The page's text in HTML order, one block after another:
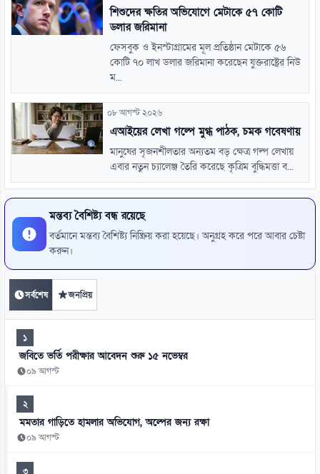
শিশুদের ক্ষতির অভিযোগে মেটাকে ৫৭ কোটি
ডলার জরিমানা
ফেসবুক ও ইনস্টাগ্রামের মূল প্রতিষ্ঠান মেটাকে ৫৬
কোটি ৭০ লাখ ডলার জরিমানা করেছেন যুক্তরাষ্ট্রের নিউ
ম...
০৮ আগস্ট ২০২৬
এআইয়ের লেখা গল্পে মুগ্ধ পাঠক, চমক গবেষণায়
মানুষের সৃজনশীলতার অন্যতম বড় ক্ষেত্র গল্প লেখায়
এবার নতুন চ্যালেঞ্জ তৈরি করেছে কৃত্রিম বুদ্ধিমত্তা ব...
মন্তব্য বৈশিষ্ট্য বন্ধ রয়েছে
বর্তমানে মন্তব্য বৈশিষ্ট্য নিষ্ক্রিয় করা হয়েছে। অনুগ্রহ করে পরে আবার চেষ্টা
করুন।
সর্বশেষ জনপ্রিয়
১
জবিতে ভর্তি পরীক্ষার আবেদন শুরু ১৫ নভেম্বর
০৯ আগস্ট
২
মমতার গাড়িতে হামলার অভিযোগ, অল্পের জন্য রক্ষা
০৯ আগস্ট
৩